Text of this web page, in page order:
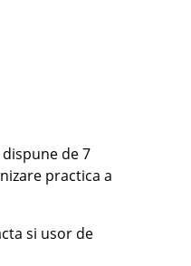
dispune de 7
practica a
si usor de